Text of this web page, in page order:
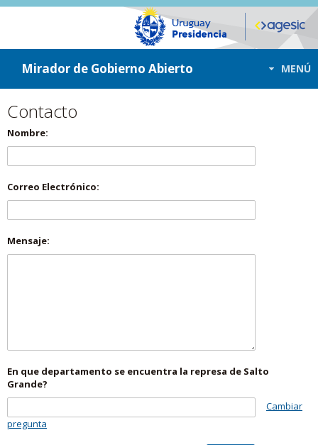
ir a contenido
ir al menú
Mirador de Gobierno Abierto MENÚ
Contacto
Nombre:
Correo Electrónico:
Mensaje:
En que departamento se encuentra la represa de Salto
Grande?
Cambiar
pregunta